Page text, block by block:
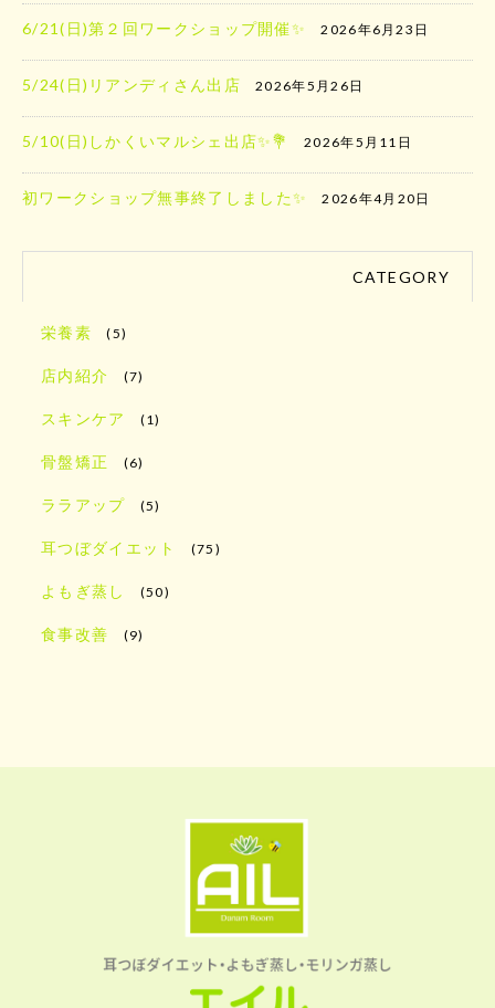
6/21(日)第２回ワークショップ開催✨ 2026年6月23日
5/24(日)リアンディさん出店 2026年5月26日
5/10(日)しかくいマルシェ出店✨️💐 2026年5月11日
初ワークショップ無事終了しました✨ 2026年4月20日
CATEGORY
栄養素 (5)
店内紹介 (7)
スキンケア (1)
骨盤矯正 (6)
ララアップ (5)
耳つぼダイエット (75)
よもぎ蒸し (50)
食事改善 (9)